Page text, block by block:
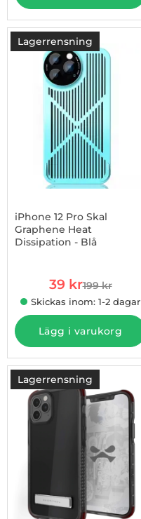
Lagerrensning
iPhone 12 Pro Skal
Graphene Heat
Dissipation - Blå
rea pris
39 krtidigare pris
199 kr
Skickas inom: 1-2 dagar
Lägg i varukorg
Lagerrensning